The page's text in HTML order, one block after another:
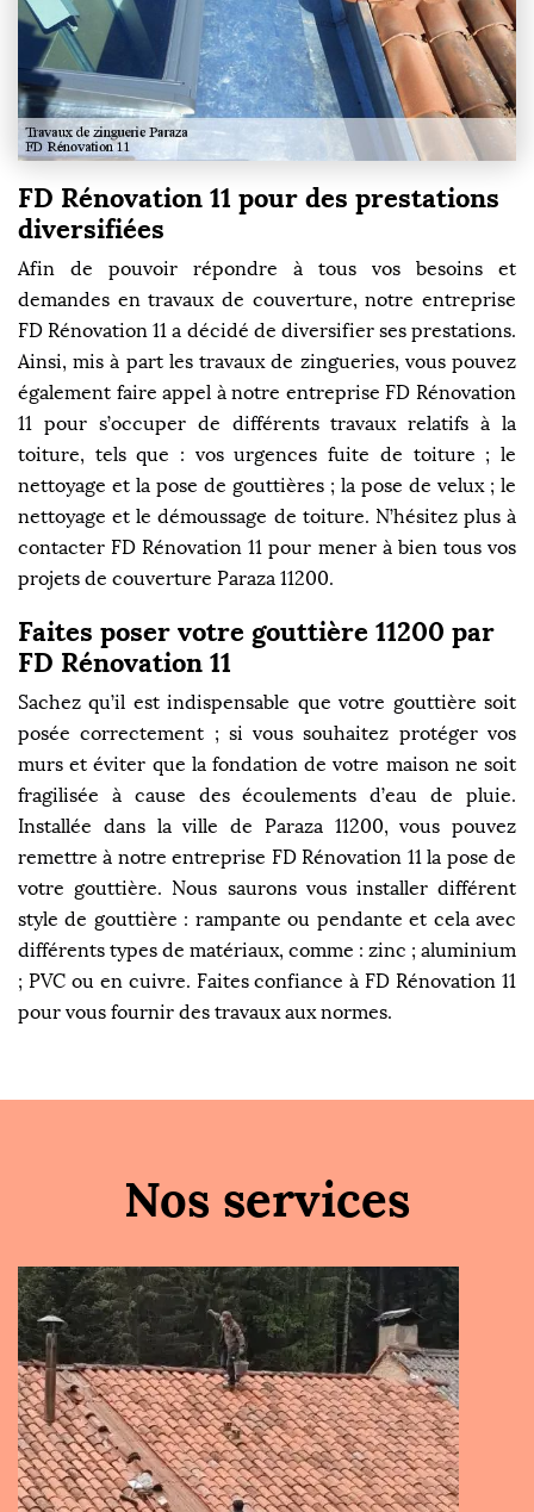
FD Rénovation 11 pour des prestations
diversifiées
Afin de pouvoir répondre à tous vos besoins et
demandes en travaux de couverture, notre entreprise
FD Rénovation 11 a décidé de diversifier ses prestations.
Ainsi, mis à part les travaux de zingueries, vous pouvez
également faire appel à notre entreprise FD Rénovation
11 pour s’occuper de différents travaux relatifs à la
toiture, tels que : vos urgences fuite de toiture ; le
nettoyage et la pose de gouttières ; la pose de velux ; le
nettoyage et le démoussage de toiture. N’hésitez plus à
contacter FD Rénovation 11 pour mener à bien tous vos
projets de couverture Paraza 11200.
Faites poser votre gouttière 11200 par
FD Rénovation 11
Sachez qu’il est indispensable que votre gouttière soit
posée correctement ; si vous souhaitez protéger vos
murs et éviter que la fondation de votre maison ne soit
fragilisée à cause des écoulements d’eau de pluie.
Installée dans la ville de Paraza 11200, vous pouvez
remettre à notre entreprise FD Rénovation 11 la pose de
votre gouttière. Nous saurons vous installer différent
style de gouttière : rampante ou pendante et cela avec
différents types de matériaux, comme : zinc ; aluminium
; PVC ou en cuivre. Faites confiance à FD Rénovation 11
pour vous fournir des travaux aux normes.
Nos services